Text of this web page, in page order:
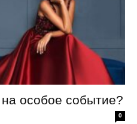
особое событие?
0